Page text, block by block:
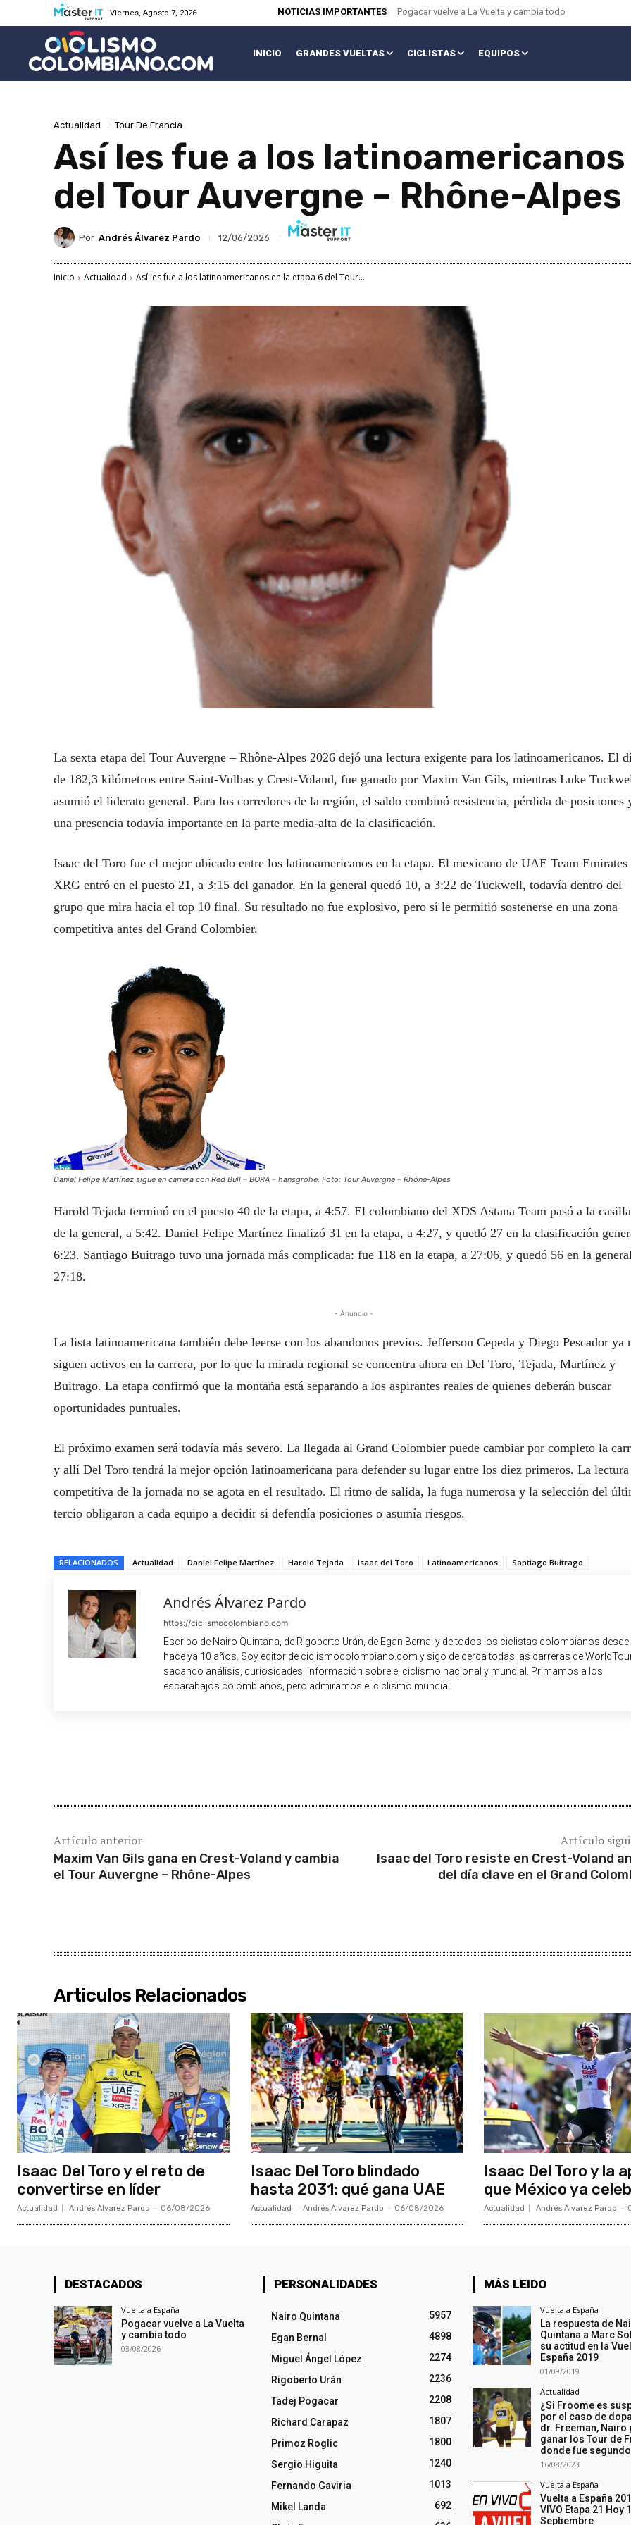
Viernes, Agosto 7, 2026 NOTICIAS IMPORTANTES Pogacar vuelve a La Vuelta y cambia todo
INICIO GRANDES VUELTAS CICLISTAS EQUIPOS
Actualidad Tour De Francia
Así les fue a los
del Tour Auvergne – Rhône-Alpes
Por Andrés Álvarez Pardo 12/06/2026
Inicio Actualidad Así les fue a los latinoamericanos en la etapa 6 del Tour...
La sexta etapa del Tour Auvergne – Rhône-Alpes 2026 dejó una lectura exigente para los latinoamericanos. El
de 182,3 kilómetros entre Saint-Vulbas y Crest-Voland, fue ganado por Maxim Van Gils, mientras Luke
asumió el liderato general. Para los corredores de la región, el saldo combinó resistencia, pérdida de posiciones
una presencia todavía importante en la parte media-alta de la clasificación.
Isaac del Toro fue el mejor ubicado entre los latinoamericanos en la etapa. El mexicano de UAE Team Emirates
XRG entró en el puesto 21, a 3:15 del ganador. En la general quedó 10, a 3:22 de Tuckwell, todavía dentro del
grupo que mira hacia el top 10 final. Su resultado no fue explosivo, pero sí le permitió sostenerse en una zona
competitiva antes del Grand Colombier.
Daniel Felipe Martínez sigue en carrera con Red Bull – BORA – hansgrohe. Foto: Tour Auvergne – Rhône-Alpes
Harold Tejada terminó en el puesto 40 de la etapa, a 4:57. El colombiano del XDS Astana Team pasó a la
de la general, a 5:42. Daniel Felipe Martínez finalizó 31 en la etapa, a 4:27, y quedó 27 en la clasificación
6:23. Santiago Buitrago tuvo una jornada más complicada: fue 118 en la etapa, a 27:06, y quedó 56 en la
27:18.
- Anuncio -
La lista latinoamericana también debe leerse con los abandonos previos. Jefferson Cepeda y Diego Pescador ya
siguen activos en la carrera, por lo que la mirada regional se concentra ahora en Del Toro, Tejada, Martínez y
Buitrago. La etapa confirmó que la montaña está separando a los aspirantes reales de quienes deberán buscar
oportunidades puntuales.
El próximo examen será todavía más severo. La llegada al Grand Colombier puede cambiar por completo la
y allí Del Toro tendrá la mejor opción latinoamericana para defender su lugar entre los diez primeros. La lectura
competitiva de la jornada no se agota en el resultado. El ritmo de salida, la fuga numerosa y la selección del
tercio obligaron a cada equipo a decidir si defendía posiciones o asumía riesgos.
RELACIONADOS Actualidad Daniel Felipe Martínez Harold Tejada Isaac del Toro Latinoamericanos Santiago Buitrago
Andrés Álvarez Pardo
https://ciclismocolombiano.com
Escribo de Nairo Quintana, de Rigoberto Urán, de Egan Bernal y de todos los ciclistas colombianos desde
hace ya 10 años. Soy editor de ciclismocolombiano.com y sigo de cerca todas las carreras de
sacando análisis, curiosidades, información sobre el ciclismo nacional y mundial. Primamos a los
escarabajos colombianos, pero admiramos el ciclismo mundial.
Artículo anterior
Maxim Van Gils gana en Crest-Voland y cambia
el Tour Auvergne – Rhône-Alpes
Artículo
Isaac del Toro resiste en Crest-Voland
del día clave en el Grand
Articulos Relacionados
Isaac Del Toro y el reto de
convertirse en líder
Actualidad Andrés Álvarez Pardo - 06/08/2026
Isaac Del Toro blindado
hasta 2031: qué gana UAE
Actualidad Andrés Álvarez Pardo - 06/08/2026
Isaac Del Toro y la
que México ya
Actualidad Andrés Álvarez Pardo -
DESTACADOS
Vuelta a España
Pogacar vuelve a La Vuelta
y cambia todo
03/08/2026
PERSONALIDADES
Nairo Quintana
5957
Egan Bernal
4898
Miguel Ángel López
2274
Rigoberto Urán
2236
Tadej Pogacar
2208
Richard Carapaz
1807
Primoz Roglic
1800
Sergio Higuita
1240
Fernando Gaviria
1013
Mikel Landa
692
MÁS LEIDO
Vuelta a España
La respuesta de
Quintana a Marc
su actitud en la
España 2019
01/09/2019
Actualidad
¿Si Froome es
por el caso de
dr. Freeman, Nairo
ganar los Tour de
donde fue
16/08/2023
Vuelta a España
Vuelta a España
VIVO Etapa 21 Hoy
Septiembre